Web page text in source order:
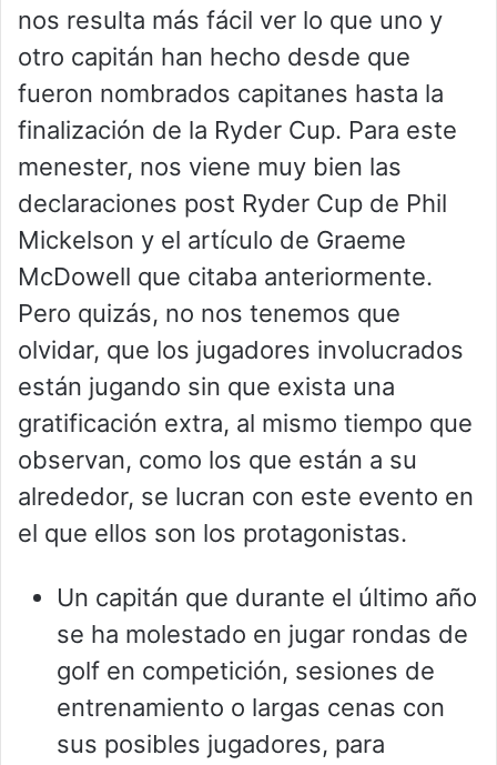
nos resulta más fácil ver lo que uno y
otro capitán han hecho desde que
fueron nombrados capitanes hasta la
finalización de la Ryder Cup. Para este
menester, nos viene muy bien las
declaraciones post Ryder Cup de Phil
Mickelson y el artículo de Graeme
McDowell que citaba anteriormente.
Pero quizás, no nos tenemos que
olvidar, que los jugadores involucrados
están jugando sin que exista una
gratificación extra, al mismo tiempo que
observan, como los que están a su
alrededor, se lucran con este evento en
el que ellos son los protagonistas.
Un capitán que durante el último año
se ha molestado en jugar rondas de
golf en competición, sesiones de
entrenamiento o largas cenas con
sus posibles jugadores, para